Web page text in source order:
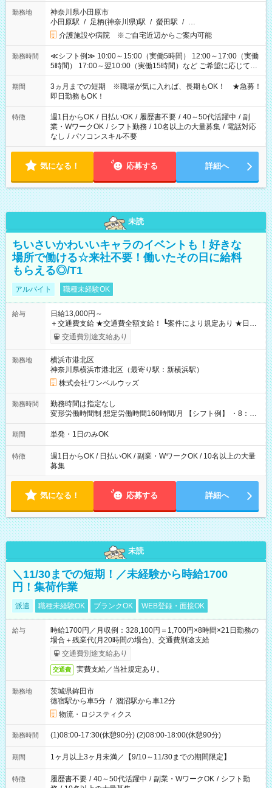
勤務地
神奈川県小田原市
小田原駅 / 足柄(神奈川県)駅 / 螢田駅 / …
介護施設や病院 ※ご自宅近辺からご案内可能
勤務時間
≪シフト例≫ 10:00～15:00（実働5時間） 12:00～17:00（実働
5時間） 17:00～翌10:00（実働15時間）など ご希望に応じて、
働く時間は調整できます！ お気軽に担当へ相談ください！
期間
3ヵ月までの短期 ※職場が気に入れば、長期もOK！ ★急募！
即日勤務もOK！
特徴 週1日からOK / 日払いOK / 履歴書不要 / 40～50代活躍中 / 副
業・WワークOK / シフト勤務 / 10名以上の大量募集 / 電話対応
なし / パソコンスキル不要
気になる！ 応募する 詳細へ
未読
ちいさいかわいいキャラのイベントも！好きな
場所で働ける☆来社不要！働いたその日に給料
もらえる◎/T1
アルバイト 職種未経験OK
給与
日給13,000円～
＋交通費支給 ★交通費全額支給！ ┗案件により規定あり ★日払
いOK！（規定あり） ┗働いたその日に現金GET♪ お仕事後はコ
ンビニATMから 日払い分を引き落とせます！ 【試用期間】試
交通費別途支給あり
勤務地
横浜市港北区
神奈川県横浜市港北区（最寄り駅：新横浜駅）
株式会社ワンベルウッズ
勤務時間
勤務時間は指定なし
変形労働時間制 想定労働時間160時間/月 【シフト例】 ・8：00
～21：00
期間 単発・1日のみOK
特徴
週1日からOK / 日払いOK / 副業・WワークOK / 10名以上の大量
募集
気になる！ 応募する 詳細へ
未読
＼11/30までの短期！／未経験から時給1700
円！集荷作業
派遣 職種未経験OK ブランクOK WEB登録・面接OK
給与
時給1700円／月収例：328,100円＝1,700円×8時間×21日勤務の
場合＋残業代(月20時間の場合)、交通費別途支給
交通費別途支給あり
交通費 実費支給／当社規定あり。
勤務地
茨城県鉾田市
徳宿駅から車5分 / 涸沼駅から車12分
物流・ロジスティクス
勤務時間 (1)08:00-17:30(休憩90分) (2)08:00-18:00(休憩90分)
期間 1ヶ月以上3ヶ月未満／【9/10～11/30までの期間限定】
特徴 履歴書不要 / 40～50代活躍中 / 副業・WワークOK / シフト勤